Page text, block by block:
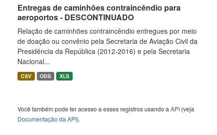
Entregas de caminhões contraincêndio para
aeroportos - DESCONTINUADO
Relação de caminhões contraincêndio entregues por meio
de doação ou convênio pela Secretaria de Aviação Civil da
Presidência da República (2012-2016) e pela Secretaria
Nacional...
CSV ODS XLS
Você também pode ter acesso a esses registros usando a API (veja
Documentação da API).